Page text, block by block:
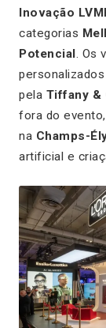
Inovação
categorias
Potencial. Os
pela Tiffany &
fora do
na Champs-
artificial e